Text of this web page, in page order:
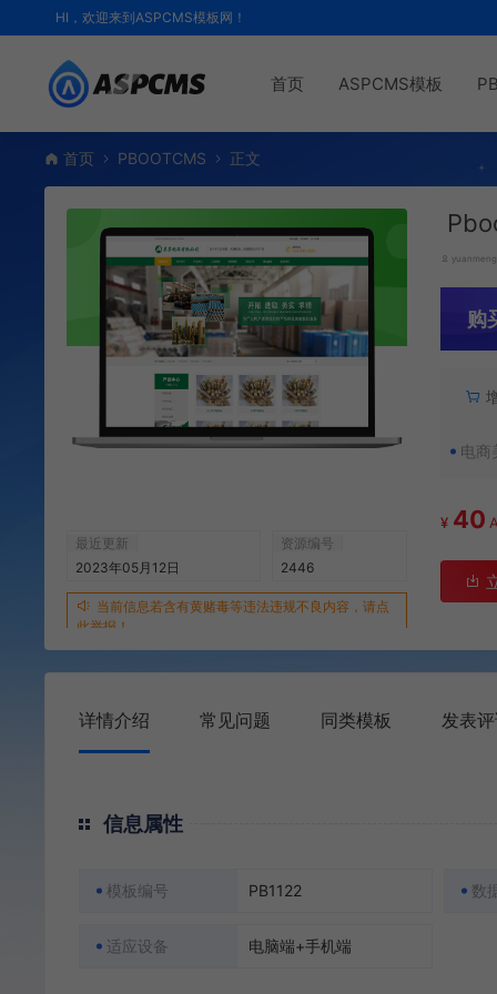
HI，欢迎来到ASPCMS模板网！
首页 ASPCMS模板
首页 PBOOTCMS 正文
最近更新
2023年05月12日
资源编号
2446
当前信息若含有黄赌毒等违法违规不良内容，请点
此举报！
yuanmeng
购
电商
¥ 40
详情介绍 常见问题 同类模板 发表
信息属性
模板编号 PB1122 数
适应设备 电脑端+手机端